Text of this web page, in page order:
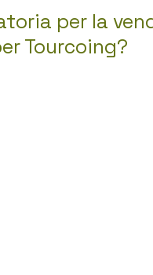
per la
Tourcoing?